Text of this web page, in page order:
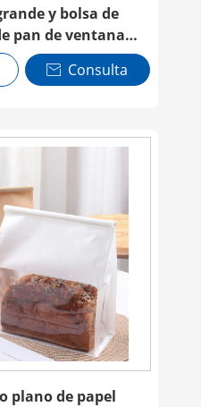
y bolsa de
pan de ventana
corbata de
 Consulta
plano de papel